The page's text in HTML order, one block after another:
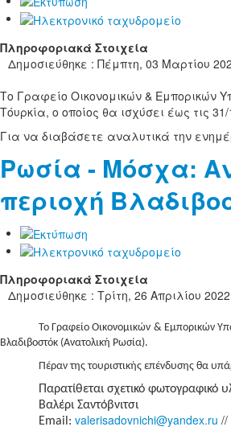
Πληροφοριακά Στοιχεία
Δημοσιεύθηκε : Πέμπτη, 03 Μαρτίου
Το Γραφείο Οικονομικών & Εμπορικών
Τόυρκία, ο οποίος θα ισχύσει έως τις
Για να διαβάσετε αναλυτικά την
Ρωσία - Μόσχα:
περιοχή
Πληροφοριακά Στοιχεία
Δημοσιεύθηκε : Τρίτη, 26 Απριλίου
Το Γραφείο Οικονομικών & Εμπορικών
Βλαδιβοστόκ (Ανατολική Ρωσία).
Πέραν της τουριστικής επένδυσης θα
Παρατίθεται σχετικό φωτογραφικό
Βαλέρι Σαντόβνιτσι
Email: valerisadovnichi@yandex.ru //